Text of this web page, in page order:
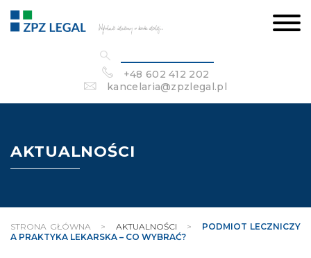
+48 602 412 202
kancelaria@zpzlegal.pl
AKTUALNOŚCI
STRONA GŁÓWNA > AKTUALNOŚCI >
PODMIOT LECZNICZY
A PRAKTYKA LEKARSKA – CO WYBRAĆ?